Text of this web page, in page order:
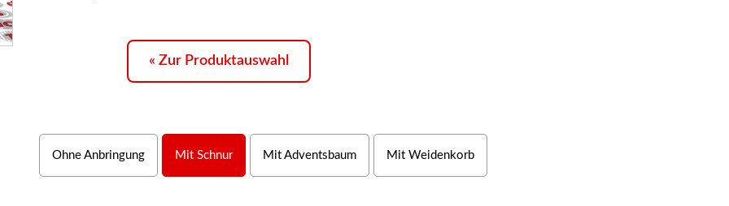
« Zur Produktauswahl
Ohne Anbringung Mit Schnur Mit Adventsbaum Mit Weidenkorb